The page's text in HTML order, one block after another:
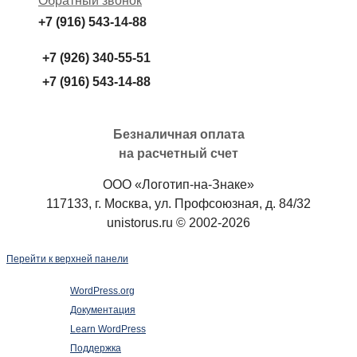
+7 (916) 543-14-88
+7 (926) 340-55-51
+7 (916) 543-14-88
Безналичная оплата
на расчетный счет
ООО «Логотип-на-Знаке»
117133, г. Москва, ул. Профсоюзная, д. 84/32
unistorus.ru © 2002-2026
Перейти к верхней панели
WordPress
WordPress.org
Документация
Learn WordPress
Поддержка